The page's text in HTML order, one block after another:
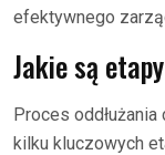
efektywnego
Jakie są
Proces
kilku kluczowych